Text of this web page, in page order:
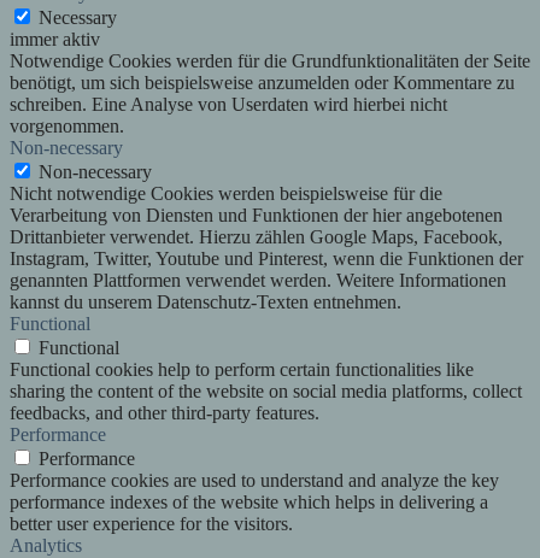
Necessary
immer aktiv
Notwendige Cookies werden für die Grundfunktionalitäten der Seite
benötigt, um sich beispielsweise anzumelden oder Kommentare zu
schreiben. Eine Analyse von Userdaten wird hierbei nicht
vorgenommen.
Non-necessary
Non-necessary
Nicht notwendige Cookies werden beispielsweise für die
Verarbeitung von Diensten und Funktionen der hier angebotenen
Drittanbieter verwendet. Hierzu zählen Google Maps, Facebook,
Instagram, Twitter, Youtube und Pinterest, wenn die Funktionen der
genannten Plattformen verwendet werden. Weitere Informationen
kannst du unserem Datenschutz-Texten entnehmen.
Functional
Functional
Functional cookies help to perform certain functionalities like
sharing the content of the website on social media platforms, collect
feedbacks, and other third-party features.
Performance
Performance
Performance cookies are used to understand and analyze the key
performance indexes of the website which helps in delivering a
better user experience for the visitors.
Analytics